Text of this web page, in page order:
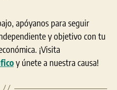
apóyanos para seguir
y objetivo con tu
¡Visita
y únete a nuestra causa!